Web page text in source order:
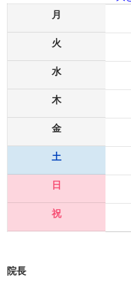
月
火
水
木
金
土
日
祝
院長